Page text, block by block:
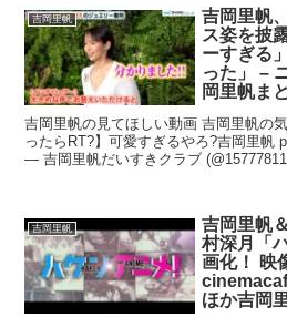
吉岡里帆
吉岡里帆
ス姿を披
ーすぎる
った」 –
岡里帆ま
吉岡里帆の見てほしい動画 吉岡里帆の
ったらRT?】可愛すぎるやろ?吉岡里帆
— 吉岡里帆だいすきクラブ
吉岡里帆
吉岡里帆
村深月「
画化！ 映
ほか吉岡